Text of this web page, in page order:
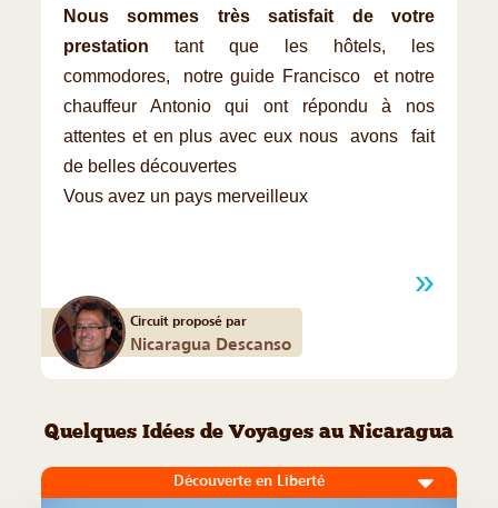
Nous sommes très satisfait de votre
prestation tant que les hôtels, les
commodores, notre guide Francisco et notre
chauffeur Antonio qui ont répondu à nos
attentes et en plus avec eux nous avons fait
de belles découvertes
Vous avez un pays merveilleux
Circuit proposé par
Nicaragua Descanso
Quelques Idées de Voyages au Nicaragua
Découverte en Liberté